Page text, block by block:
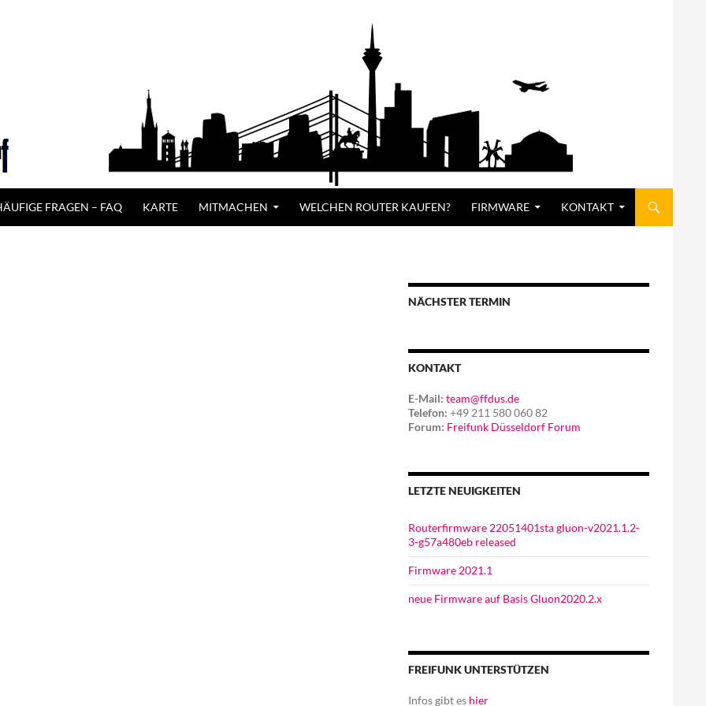
FRAGEN – FAQ KARTE MITMACHEN WELCHEN ROUTER KAUFEN? FIRMWARE KONTAKT
NÄCHSTER TERMIN
KONTAKT
E-Mail: team@ffdus.de
Telefon: +49 211 580 060 82
Forum: Freifunk Düsseldorf Forum
LETZTE NEUIGKEITEN
Routerfirmware 22051401sta gluon-v2021.1.2-
3-g57a480eb released
Firmware 2021.1
neue Firmware auf Basis Gluon2020.2.x
FREIFUNK UNTERSTÜTZEN
Infos gibt es hier